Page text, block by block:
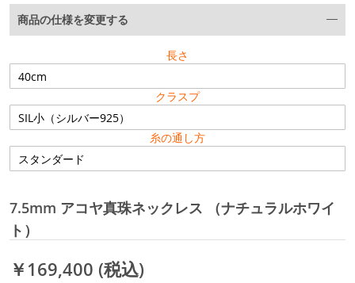
商品の仕様を変更する
長さ
クラスプ
糸の通し方
7.5mm アコヤ真珠ネックレス （ナチュラルホワイ
ト）
￥169,400 (税込)